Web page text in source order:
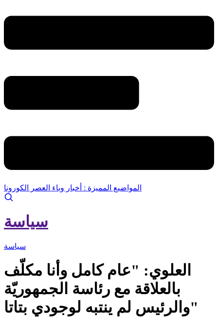
المواضيع المميزة : أخبار وباء العصر الكورونا
سياسة
سياسة
العلوي: "عام كامل وأنا مكلّف
بالعلاقة مع رئاسة الجمهوريّة
والرئيس لم ينتبه لوجودي بتاتا"